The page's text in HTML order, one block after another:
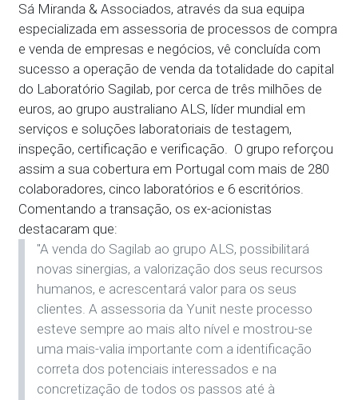
Sá Miranda & Associados, através da sua equipa
especializada em assessoria de processos de compra
e venda de empresas e negócios, vê concluída com
sucesso a operação de venda da totalidade do capital
do Laboratório Sagilab, por cerca de três milhões de
euros, ao grupo australiano ALS, líder mundial em
serviços e soluções laboratoriais de testagem,
inspeção, certificação e verificação. O grupo reforçou
assim a sua cobertura em Portugal com mais de 280
colaboradores, cinco laboratórios e 6 escritórios.
Comentando a transação, os ex-acionistas
destacaram que:
"A venda do Sagilab ao grupo ALS, possibilitará
novas sinergias, a valorização dos seus recursos
humanos, e acrescentará valor para os seus
clientes. A assessoria da Yunit neste processo
esteve sempre ao mais alto nível e mostrou-se
uma mais-valia importante com a identificação
correta dos potenciais interessados e na
concretização de todos os passos até à